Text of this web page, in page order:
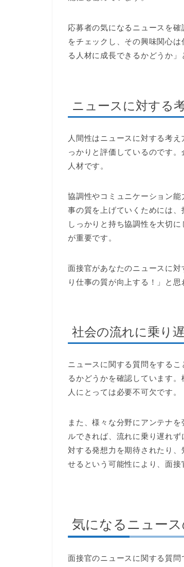
応募者の気になるニュースを
をチェックし、その興味関心
る人材に成長できるかどうか」
ニュースに対する
人間性はニュースに対する考
っかりと評価しているのです
人材です。
協調性やコミュニケーション
事の質を上げていくためには
しっかりと持ち協調性を大切
が重要です。
面接官があなたのニュースに
り仕事の質が向上する！」と
社会の流れに乗り
ニュースに関する質問をする
るかどうかを確認しています
人にとっては必要不可欠です。
また、様々な分野にアンテナ
ルできれば、流れに乗り遅れ
対する発想力を期待されたり
せるという可能性により、面接
気になるニュー
面接官のニュースに関する質